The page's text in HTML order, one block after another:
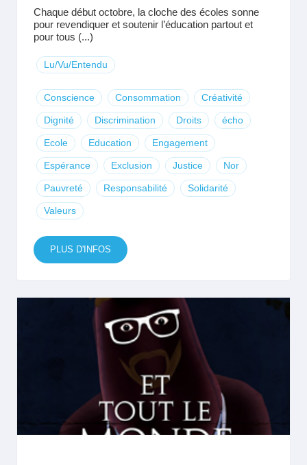
Chaque début octobre, la cloche des écoles sonne
pour revendiquer et soutenir l’éducation partout et
pour tous (...)
Lu/Vu/Entendu
Conscience Consommation Créativité
Dignité Discrimination Droits écho
Ecole Education Engagement
Espérance Exclusion Justice Nor
Pauvreté Responsabilité Solidarité
Valeurs
PLUS D'INFOS